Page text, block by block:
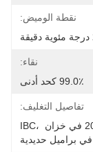
نقطة الوميض:
نقاء:
99.0٪ كحد أدنى
تفاصيل التغليف:
21-23mt/20'FCL في حقيبة مرنة، 20mt/20'FCL في خزان IBC،